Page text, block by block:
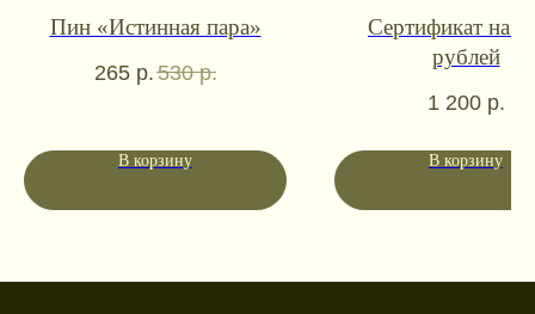
Пин «Истинная пара»
265 р.530 р.
В корзину
Сертификат на
рублей
1 200 р.
В корзину
booklandtravel@yandex.ru
WhatsApp
Telegram
Пн-пт: 10:00-18:00